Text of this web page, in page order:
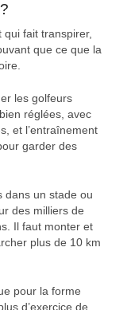
qui fait transpirer,
que ce que la
les golfeurs
réglées, avec
et l’entraînement
garder des
dans un stade ou
des milliers de
Il faut monter et
plus de 10 km
pour la forme
d’exercice de